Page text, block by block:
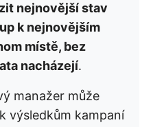
nejnovější stav
k nejnovějším
místě, bez
nacházejí.
manažer může
výsledkům kampaní